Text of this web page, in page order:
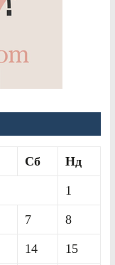
Сб Нд
1
7 8
14 15